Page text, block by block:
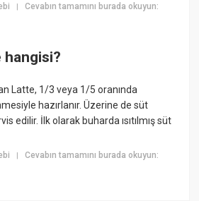
|Cevabın tamamını burada okuyun:
hangisi?
Latte, 1/3 veya 1/5 oranında
hazırlanır. Üzerine de süt
edilir. İlk olarak buharda ısıtılmış süt
|Cevabın tamamını burada okuyun: